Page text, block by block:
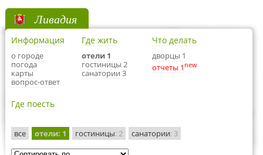
Ливадия
Информация
о городе
погода
карты
вопрос-ответ
Где жить
отели 1
гостиницы 2
санатории 3
Что делать
дворцы 1
отчеты 1 new
Где поесть
все отели: 1 гостиницы: 2 санатории: 3